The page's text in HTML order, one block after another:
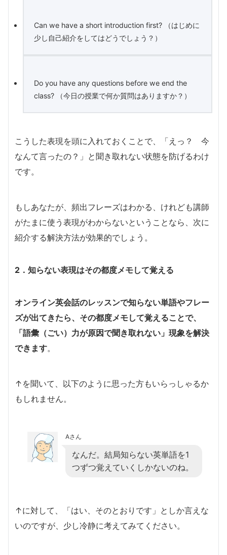
Can we have a short introduction first? （はじめに
少し自己紹介をしてはどうでしょう？）
Do you have any questions before we end the
class? （今日の授業で何か質問はありますか？）
こうした表現を頭に入れておくことで、「えっ？ 今
なんて言ったの？」と聞き取れない状態を防げるわけ
です。
もしあなたが、頻出フレーズはわかる、けれども講師
がたまに使う表現がわからないということなら、次に
紹介する解決方法が効果的でしょう。
2．知らない表現はその都度メモして覚える
オンライン英会話のレッスンで知らない単語やフレー
ズが出てきたら、その都度メモして覚えることで、
「語彙（ごい）力が原因で聞き取れない」現象を解決
できます。
↑を聞いて、以下のように思った方もいらっしゃるか
もしれません。
Aさん
なんだ。結局知らない英単語を1
つずつ覚えていくしかないのね。
↑に対して、「はい、そのとおりです」としか言えな
いのですが、少し冷静に考えてみてください。